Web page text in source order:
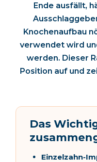
Ende ausfällt,
Knochenaufbau
verwendet wird
werden. Dieser
Position auf und
Das
Einzelzahn-